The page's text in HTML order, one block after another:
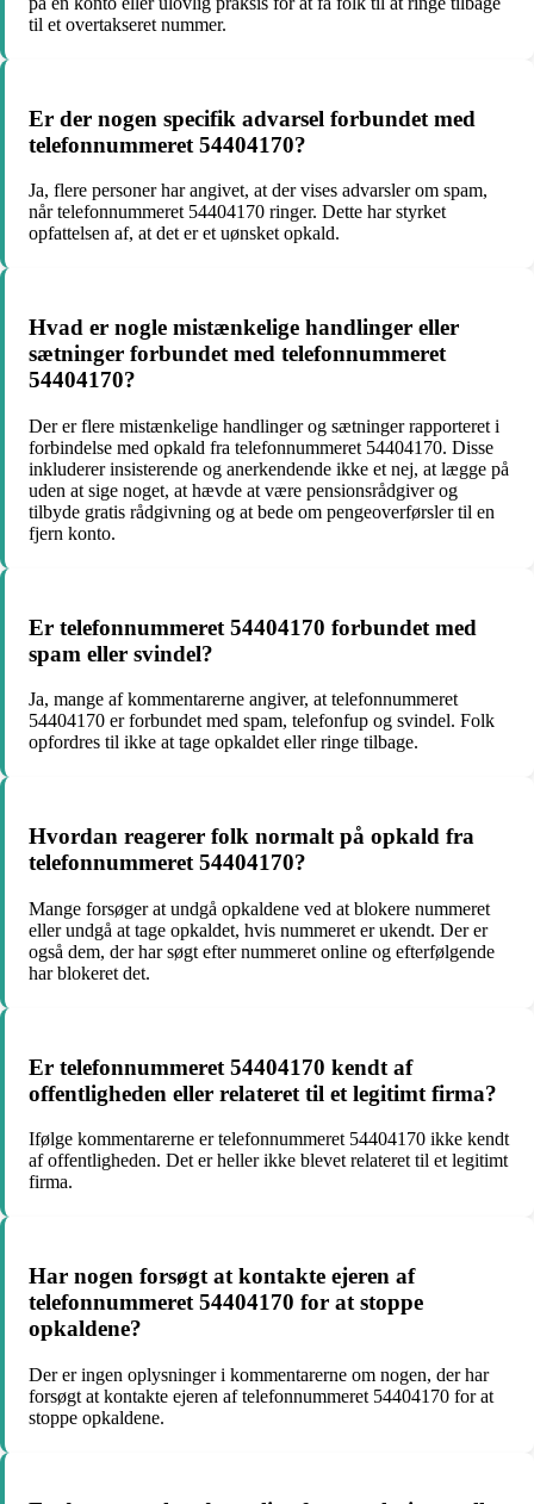
til et overtakseret nummer.
Er der nogen specifik advarsel forbundet med
telefonnummeret 54404170?
Ja, flere personer har angivet, at der vises advarsler om spam,
når telefonnummeret 54404170 ringer. Dette har styrket
opfattelsen af, at det er et uønsket opkald.
Hvad er nogle mistænkelige handlinger eller
sætninger forbundet med telefonnummeret
54404170?
Der er flere mistænkelige handlinger og sætninger rapporteret i
forbindelse med opkald fra telefonnummeret 54404170. Disse
inkluderer insisterende og anerkendende ikke et nej, at lægge på
uden at sige noget, at hævde at være pensionsrådgiver og
tilbyde gratis rådgivning og at bede om pengeoverførsler til en
fjern konto.
Er telefonnummeret 54404170 forbundet med
spam eller svindel?
Ja, mange af kommentarerne angiver, at telefonnummeret
54404170 er forbundet med spam, telefonfup og svindel. Folk
opfordres til ikke at tage opkaldet eller ringe tilbage.
Hvordan reagerer folk normalt på opkald fra
telefonnummeret 54404170?
Mange forsøger at undgå opkaldene ved at blokere nummeret
eller undgå at tage opkaldet, hvis nummeret er ukendt. Der er
også dem, der har søgt efter nummeret online og efterfølgende
har blokeret det.
Er telefonnummeret 54404170 kendt af
offentligheden eller relateret til et legitimt firma?
Ifølge kommentarerne er telefonnummeret 54404170 ikke kendt
af offentligheden. Det er heller ikke blevet relateret til et legitimt
firma.
Har nogen forsøgt at kontakte ejeren af
telefonnummeret 54404170 for at stoppe
opkaldene?
Der er ingen oplysninger i kommentarerne om nogen, der har
forsøgt at kontakte ejeren af telefonnummeret 54404170 for at
stoppe opkaldene.